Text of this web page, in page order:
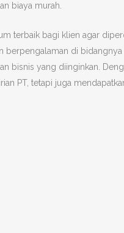
biaya murah.
terbaik bagi klien agar
berpengalaman di
bisnis yang diinginkan.
PT, tetapi juga